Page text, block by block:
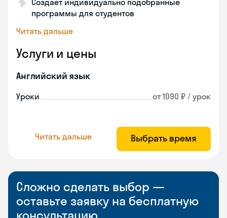
Создает индивидуально подобранные
программы для студентов
Читать дальше
Услуги и цены
Английский язык
Уроки от 1090 ₽ / урок
Читать дальше Выбрать время
Сложно сделать выбор —
оставьте заявку на бесплатную
консультацию